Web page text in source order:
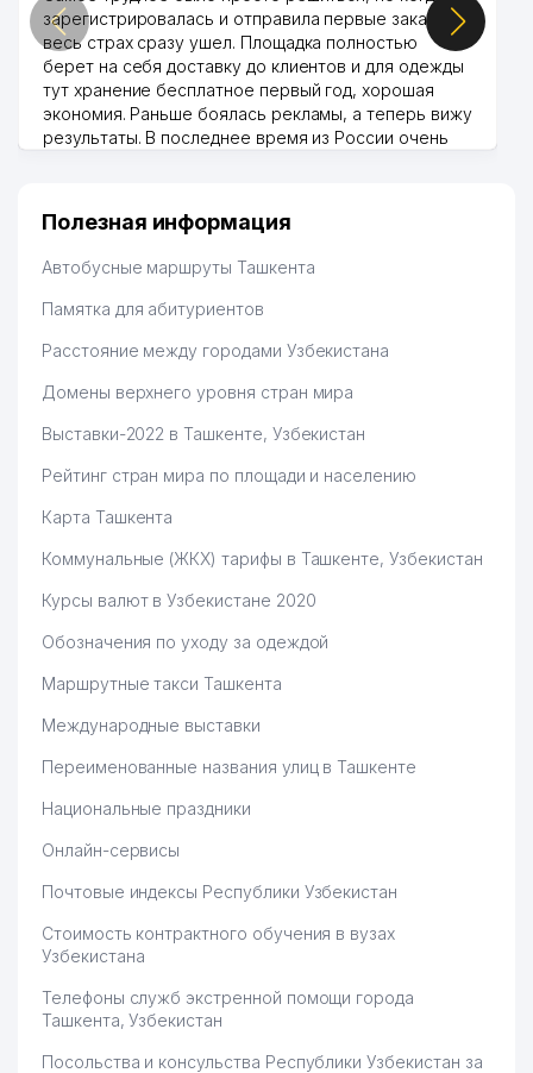
40 LANISEL ООО 994 м
зарегистрировалась и отправила первые заказы,
весь страх сразу ушел. Площадка полностью
берет на себя доставку до клиентов и для одежды
тут хранение бесплатное первый год, хорошая
экономия. Раньше боялась рекламы, а теперь вижу
результаты. В последнее время из России очень
Hamida 03.08.2026 12:45:39
Полезная информация
Автобусные маршруты Ташкента
Памятка для абитуриентов
Расстояние между городами Узбекистана
Домены верхнего уровня стран мира
Выставки-2022 в Ташкенте, Узбекистан
Рейтинг стран мира по площади и населению
Карта Ташкента
Коммунальные (ЖКХ) тарифы в Ташкенте, Узбекистан
Курсы валют в Узбекистане 2020
Обозначения по уходу за одеждой
Маршрутные такси Ташкента
Международные выставки
Переименованные названия улиц в Ташкенте
Национальные праздники
Онлайн-сервисы
Почтовые индексы Республики Узбекистан
Стоимость контрактного обучения в вузах
Узбекистана
Телефоны служб экстренной помощи города
Ташкента, Узбекистан
Посольства и консульства Республики Узбекистан за